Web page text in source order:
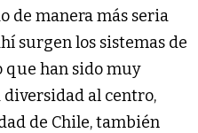
de manera más seria
surgen los sistemas de
que han sido muy
diversidad al centro,
de Chile, también